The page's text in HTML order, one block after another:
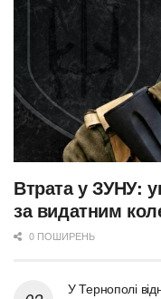
Втрата у ЗУНУ:
за видатним
0 ПОШИРЕНЬ
У Тернополі